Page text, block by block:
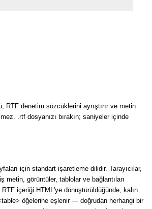
denetim sözcüklerini ayrıştırır ve metin
.rtf dosyanızı bırakın; saniyeler içinde
için standart işaretleme dilidir. Tarayıcılar,
metin, görüntüler, tablolar ve bağlantıları
içeriği HTML'ye dönüştürüldüğünde, kalın
öğelerine eşlenir — doğrudan herhangi bir